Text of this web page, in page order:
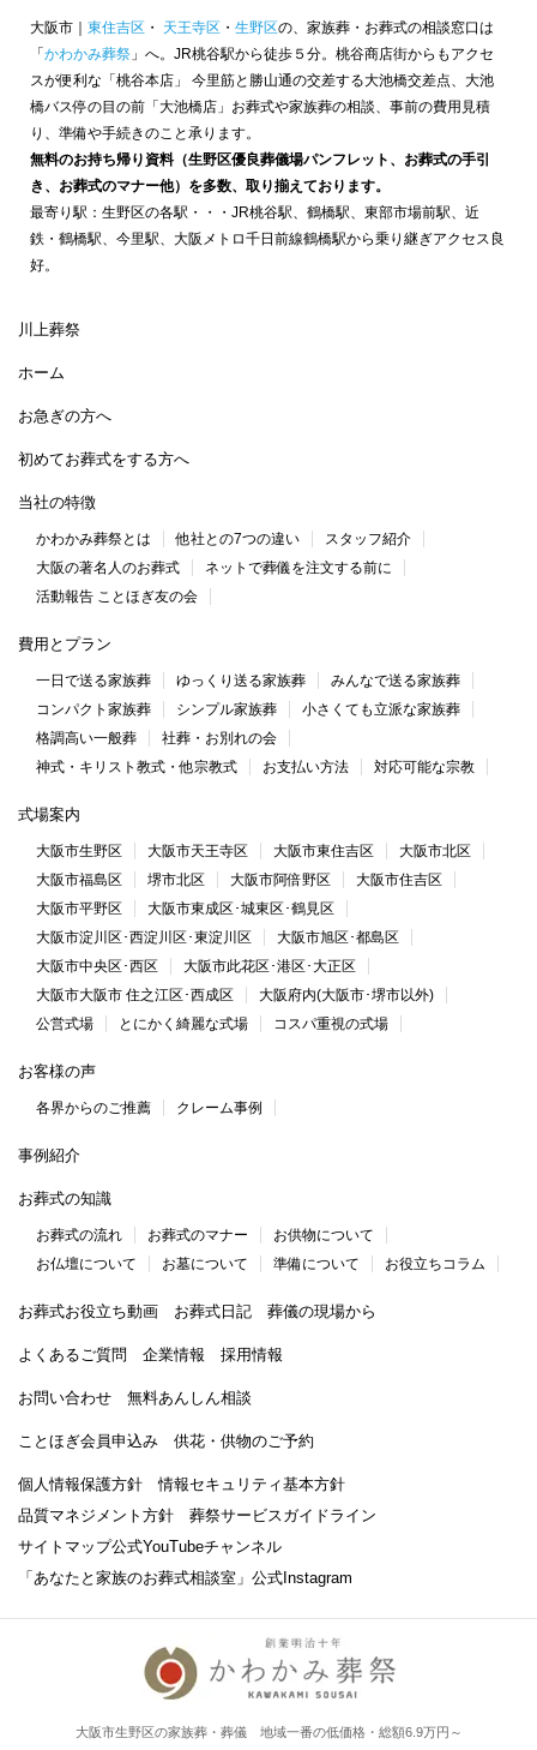
大阪市｜ 東住吉区 ・ 天王寺区 ・ 生野区の、家族葬・お葬式の相談窓口は
「 かわかみ葬祭 」へ。JR桃谷駅から徒歩５分。桃谷商店街からもアクセ
スが便利な「桃谷本店」 今里筋と勝山通の交差する大池橋交差点、大池
橋バス停の目の前「大池橋店」お葬式や家族葬の相談、事前の費用見積
り、準備や手続きのこと承ります。
無料のお持ち帰り資料（生野区優良葬儀場パンフレット、お葬式の手引
き、お葬式のマナー他）を多数、取り揃えております。
最寄り駅：生野区の各駅・・・JR桃谷駅、鶴橋駅、東部市場前駅、近
鉄・鶴橋駅、今里駅、大阪メトロ千日前線鶴橋駅から乗り継ぎアクセス良
好。
川上葬祭
ホーム
お急ぎの方へ
初めてお葬式をする方へ
当社の特徴
かわかみ葬祭とは 他社との7つの違い
スタッフ紹介
大阪の著名人のお葬式
ネットで葬儀を注文する前に
活動報告 ことほぎ友の会
費用とプラン
一日で送る家族葬 ゆっくり送る家族葬
みんなで送る家族葬
コンパクト家族葬
シンプル家族葬
小さくても立派な家族葬
格調高い一般葬
社葬・お別れの会
神式・キリスト教式・他宗教式
お支払い方法 対応可能な宗教
式場案内
大阪市生野区 大阪市天王寺区 大阪市東住吉区
大阪市北区
大阪市福島区
堺市北区 大阪市阿倍野区
大阪市住吉区
大阪市平野区
大阪市東成区･城東区･鶴見区
大阪市淀川区･西淀川区･東淀川区
大阪市旭区･都島区
大阪市中央区･西区
大阪市此花区･港区･大正区
大阪市大阪市 住之江区･西成区
大阪府内(大阪市･堺市以外)
公営式場
とにかく綺麗な式場 コスパ重視の式場
お客様の声
各界からのご推薦 クレーム事例
事例紹介
お葬式の知識
お葬式の流れ お葬式のマナー
お供物について
お仏壇について
お墓について 準備について お役立ちコラム
お葬式お役立ち動画 お葬式日記 葬儀の現場から
よくあるご質問 企業情報 採用情報
お問い合わせ 無料あんしん相談
ことほぎ会員申込み 供花・供物のご予約
個人情報保護方針
情報セキュリティ基本方針
品質マネジメント方針
葬祭サービスガイドライン
サイトマップ公式YouTubeチャンネル
「あなたと家族のお葬式相談室」 公式Instagram
大阪市生野区の家族葬・葬儀 地域一番の低価格・総額6.9万円～